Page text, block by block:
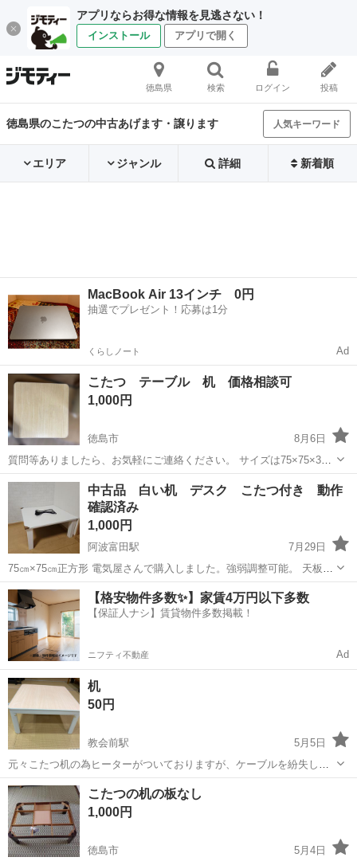
アプリならお得な情報を見逃さない！
インストール アプリで開く
徳島県 検索 ログイン 投稿
徳島県のこたつの中古あげます・譲ります 人気キーワード
エリア ジャンル 詳細 新着順
MacBook Air 13インチ 0円
抽選でプレゼント！応募は1分
くらしノート Ad
こたつ テーブル 机 価格相談可
1,000円
徳島市
8月6日
質問等ありましたら、お気軽にご連絡ください。 サイズは75×75×38
くらいです
徳島 徳島市 テーブル
中古品 白い机 デスク こたつ付き 動作
確認済み
1,000円
阿波富田駅
7月29日
75㎝×75㎝正方形 電気屋さんで購入しました。強弱調整可能。 天板が
しっかりした造りで重いです。 子供にチェアと一緒に使っていました
が、秋の引っ越しを機にお譲りします。 お写真3枚目の角は、コーナ
ーガードのシール痕です。で...
徳島 徳島市 阿波富田駅 テーブル
【格安物件多数✨】家賃4万円以下多数
【保証人ナシ】賃貸物件多数掲載！
ニフティ不動産 Ad
机
50円
教会前駅
5月5日
元々こたつ机の為ヒーターがついておりますが、ケーブルを紛失して
しまいました。 縦横73.5cm 高さ37cm ノークレームノーリターン、時
間厳守でお願いいたします。 目に付いた汚れは拭いておりますが、見
落としあれば申し訳な...
徳島 鳴門市 教会前駅 テーブル
こたつの机の板なし
1,000円
徳島市
5月4日